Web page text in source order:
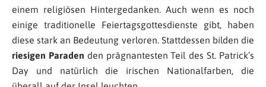
einem religiösen Hintergedanken. Auch wenn es noch
einige traditionelle Feiertagsgottesdienste gibt, haben
diese stark an Bedeutung verloren. Stattdessen bilden die
riesigen Paraden den prägnantesten Teil des St. Patrick’s
Day und natürlich die irischen Nationalfarben, die